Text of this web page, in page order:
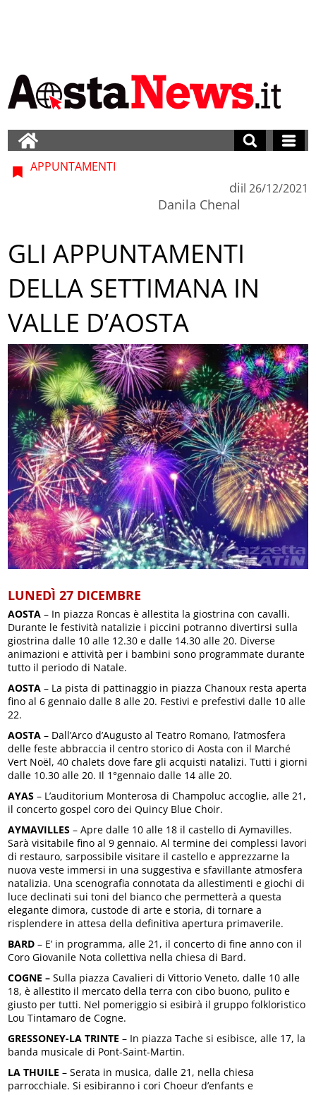
APPUNTAMENTI
di
Danila Chenal
il 26/12/2021
GLI APPUNTAMENTI
DELLA SETTIMANA IN
VALLE D’AOSTA
LUNEDÌ 27 DICEMBRE
AOSTA – In piazza Roncas è allestita la giostrina con cavalli.
Durante le festività natalizie i piccini potranno divertirsi sulla
giostrina dalle 10 alle 12.30 e dalle 14.30 alle 20. Diverse
animazioni e attività per i bambini sono programmate durante
tutto il periodo di Natale.
AOSTA – La pista di pattinaggio in piazza Chanoux resta aperta
fino al 6 gennaio dalle 8 alle 20. Festivi e prefestivi dalle 10 alle
22.
AOSTA – Dall’Arco d’Augusto al Teatro Romano, l’atmosfera
delle feste abbraccia il centro storico di Aosta con il Marché
Vert Noël, 40 chalets dove fare gli acquisti natalizi. Tutti i giorni
dalle 10.30 alle 20. Il 1°gennaio dalle 14 alle 20.
AYAS – L’auditorium Monterosa di Champoluc accoglie, alle 21,
il concerto gospel coro dei Quincy Blue Choir.
AYMAVILLES – Apre dalle 10 alle 18 il castello di Aymavilles.
Sarà visitabile fino al 9 gennaio. Al termine dei complessi lavori
di restauro, sarpossibile visitare il castello e apprezzarne la
nuova veste immersi in una suggestiva e sfavillante atmosfera
natalizia. Una scenografia connotata da allestimenti e giochi di
luce declinati sui toni del bianco che permetterà a questa
elegante dimora, custode di arte e storia, di tornare a
risplendere in attesa della definitiva apertura primaverile.
BARD – E’ in programma, alle 21, il concerto di fine anno con il
Coro Giovanile Nota collettiva nella chiesa di Bard.
COGNE – Sulla piazza Cavalieri di Vittorio Veneto, dalle 10 alle
18, è allestito il mercato della terra con cibo buono, pulito e
giusto per tutti. Nel pomeriggio si esibirà il gruppo folkloristico
Lou Tintamaro de Cogne.
GRESSONEY-LA TRINTE – In piazza Tache si esibisce, alle 17, la
banda musicale di Pont-Saint-Martin.
LA THUILE – Serata in musica, dalle 21, nella chiesa
parrocchiale. Si esibiranno i cori Choeur d’enfants e